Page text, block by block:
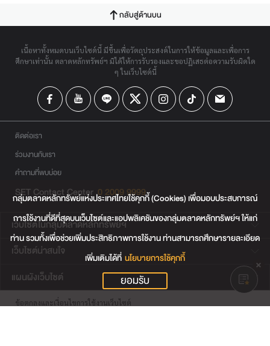
กลับสู่ด้านบน
เนื้อหาทั้งหมดบนเว็บไซต์นี้ มีขึ้นเพื่อวัตถุประสงค์ในการให้ข้อมูลและเพื่อการ
ศึกษาเท่านั้น ตลาดหลักทรัพย์ฯ มิได้ให้การรับรองและขอปฏิเสธต่อความรับผิดใด
ๆ ในเว็บไซต์นี้
ติดต่อเรา
ร่วมงานกับเรา
คำถามที่พบบ่อย
SET Contact Center 0 2009 9999
เว็บไซต์ในกลุ่มตลาดหลักทรัพย์ฯ
เว็บไซต์น่าสนใจ
แผนผังเว็บไซต์
ข้อตกลงและเงื่อนไขการใช้งานเว็บไซต์
กลุ่มตลาดหลักทรัพย์แห่งประเทศไทยใช้คุกกี้ (Cookies) เพื่อมอบประสบการณ์
การใช้งานที่ดีที่สุดบนเว็บไซต์และแอปพลิเคชันของกลุ่มตลาดหลักทรัพย์ฯ ให้แก่
ท่าน รวมทั้งเพื่อช่วยเพิ่มประสิทธิภาพการใช้งาน ท่านสามารถศึกษารายละเอียด
เพิ่มเติมได้ที่ นโยบายการใช้คุกกี้
ยอมรับ